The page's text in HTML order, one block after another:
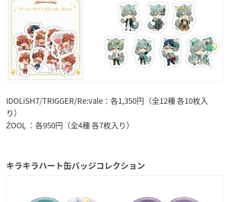
IDOLiSH7/TRIGGER/Re:vale：各1,350円（全12種 各10枚入
り）
ŹOOĻ ：各950円（全4種 各7枚入り）
キラキラハート缶バッジコレクション